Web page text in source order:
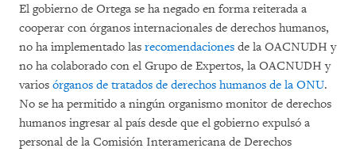
El gobierno de Ortega se ha negado en forma reiterada a
cooperar con órganos internacionales de derechos humanos,
no ha implementado las recomendaciones de la OACNUDH y
no ha colaborado con el Grupo de Expertos, la OACNUDH y
varios órganos de tratados de derechos humanos de la ONU.
No se ha permitido a ningún organismo monitor de derechos
humanos ingresar al país desde que el gobierno expulsó a
personal de la Comisión Interamericana de Derechos